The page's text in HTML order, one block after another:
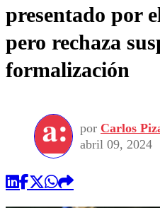
presentado por
pero rechaza
formalización
por Carlos
abril 09, 2024